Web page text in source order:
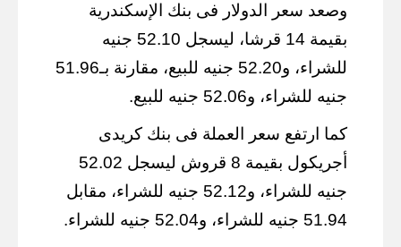
وصعد سعر الدولار فى بنك الإسكندرية
بقيمة 14 قرشا، ليسجل 52.10 جنيه
للشراء، و52.20 جنيه للبيع، مقارنة بـ51.96
جنيه للشراء، و52.06 جنيه للبيع.
كما ارتفع سعر العملة فى بنك كريدى
أجريكول بقيمة 8 قروش ليسجل 52.02
جنيه للشراء، و52.12 جنيه للشراء، مقابل
51.94 جنيه للشراء، و52.04 جنيه للشراء.